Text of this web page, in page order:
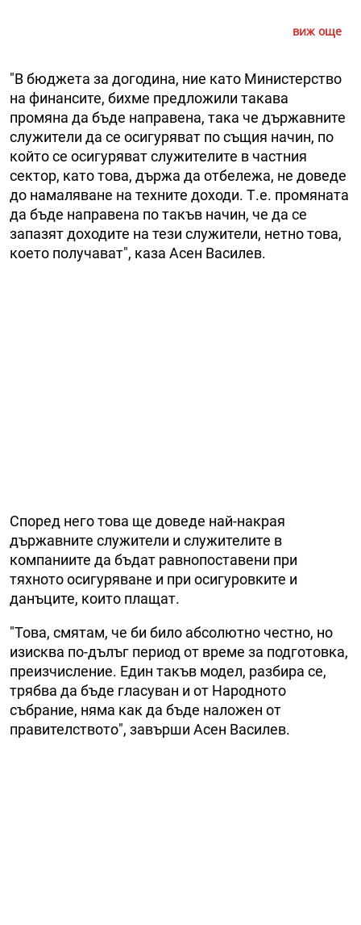
виж още
"В бюджета за догодина, ние като Министерство
на финансите, бихме предложили такава
промяна да бъде направена, така че държавните
служители да се осигуряват по същия начин, по
който се осигуряват служителите в частния
сектор, като това, държа да отбележа, не доведе
до намаляване на техните доходи. Т.е. промяната
да бъде направена по такъв начин, че да се
запазят доходите на тези служители, нетно това,
което получават", каза Асен Василев.
Според него това ще доведе най-накрая
държавните служители и служителите в
компаниите да бъдат равнопоставени при
тяхното осигуряване и при осигуровките и
данъците, които плащат.
"Това, смятам, че би било абсолютно честно, но
изисква по-дълъг период от време за подготовка,
преизчисление. Един такъв модел, разбира се,
трябва да бъде гласуван и от Народното
събрание, няма как да бъде наложен от
правителството", завърши Асен Василев.